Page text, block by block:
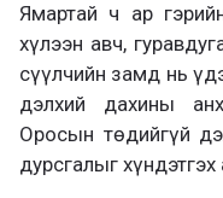
Ямартай ч ар
хүлээн авч,
сүүлчийн замд нь
дэлхий дахины
Оросын төдийгүй
дурсгалыг